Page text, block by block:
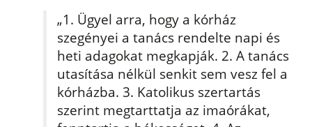
„1. Ügyel arra, hogy a kórház
szegényei a tanács rendelte napi és
heti adagokat megkapják. 2. A tanács
utasítása nélkül senkit sem vesz fel a
kórházba. 3. Katolikus szertartás
szerint megtarttatja az imaórákat,